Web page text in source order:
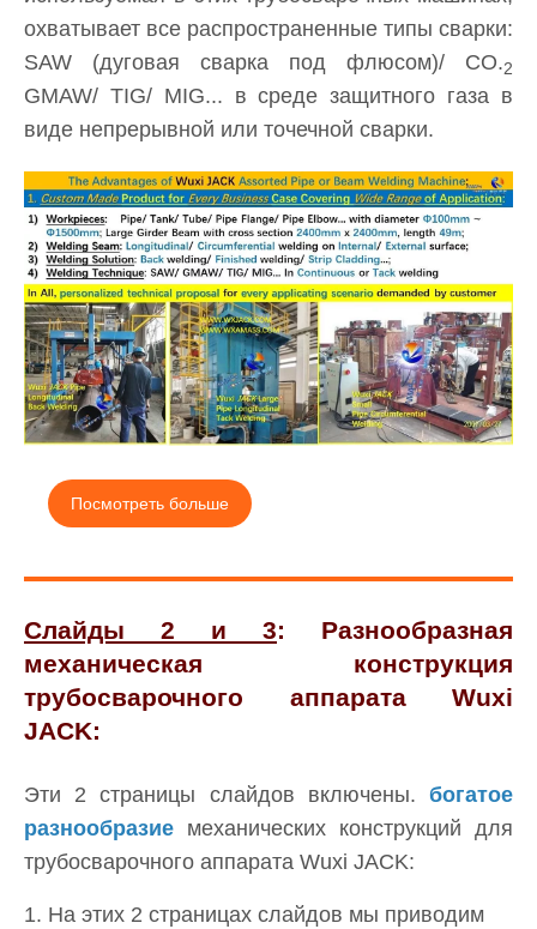
охватывает все распространенные типы сварки:
SAW (дуговая сварка под флюсом)/ CO.2
GMAW/ TIG/ MIG... в среде защитного газа в
виде непрерывной или точечной сварки.
Посмотреть больше
Слайды 2 и 3: Разнообразная
механическая конструкция
трубосварочного аппарата Wuxi
JACK:
Эти 2 страницы слайдов включены. богатое
разнообразие механических конструкций для
трубосварочного аппарата Wuxi JACK:
1. На этих 2 страницах слайдов мы приводим